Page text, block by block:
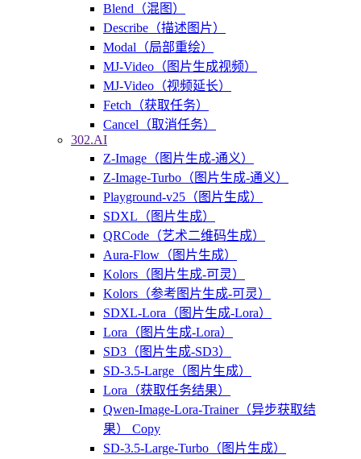
Blend（混图）
Describe（描述图片）
Modal（局部重绘）
MJ-Video（图片生成视频）
MJ-Video（视频延长）
Fetch（获取任务）
Cancel（取消任务）
302.AI
Z-Image（图片生成-通义）
Z-Image-Turbo（图片生成-通义）
Playground-v25（图片生成）
SDXL（图片生成）
QRCode（艺术二维码生成）
Aura-Flow（图片生成）
Kolors（图片生成-可灵）
Kolors（参考图片生成-可灵）
SDXL-Lora（图片生成-Lora）
Lora（图片生成-Lora）
SD3（图片生成-SD3）
SD-3.5-Large（图片生成）
Lora（获取任务结果）
Qwen-Image-Lora-Trainer（异步获取结
果） Copy
SD-3.5-Large-Turbo（图片生成）